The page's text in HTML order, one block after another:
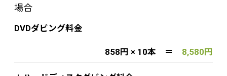
場合
DVDダビング料金
858円 × 10本 ＝ 8,580円